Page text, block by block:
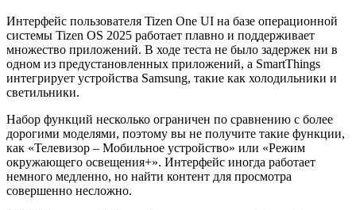
Интерфейс пользователя Tizen One UI на базе операционной
системы Tizen OS 2025 работает плавно и поддерживает
множество приложений. В ходе теста не было задержек ни в
одном из предустановленных приложений, а SmartThings
интегрирует устройства Samsung, такие как холодильники и
светильники.
Набор функций несколько ограничен по сравнению с более
дорогими моделями, поэтому вы не получите такие функции,
как «Телевизор – Мобильное устройство» или «Режим
окружающего освещения+». Интерфейс иногда работает
немного медленно, но найти контент для просмотра
совершенно несложно.